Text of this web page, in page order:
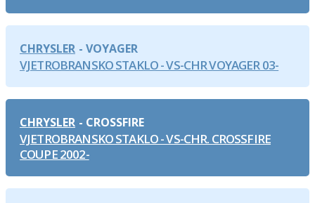
CHRYSLER
VJETROBRANSKO STAKLO - VS-CHR VOYAGER 03-
VOYAGER
CHRYSLER
VJETROBRANSKO STAKLO - VS-CHR. CROSSFIRE
COUPE 2002-
CROSSFIRE